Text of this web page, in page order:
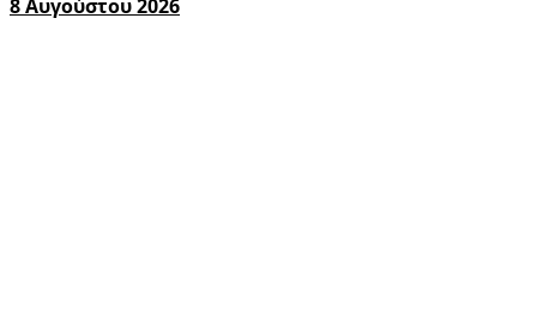
8 Αυγούστου 2026